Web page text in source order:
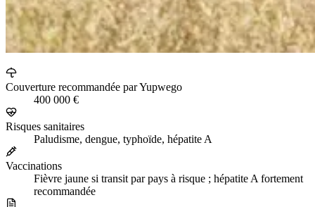
Couverture recommandée par Yupwego
400 000 €
Risques sanitaires
Paludisme, dengue, typhoïde, hépatite A
Vaccinations
Fièvre jaune si transit par pays à risque ; hépatite A fortement
recommandée